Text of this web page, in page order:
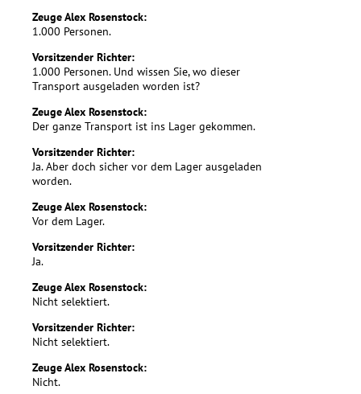
Zeuge Alex Rosenstock:
1.000 Personen.
Vorsitzender Richter:
1.000 Personen. Und wissen Sie, wo dieser
Transport ausgeladen worden ist?
Zeuge Alex Rosenstock:
Der ganze Transport ist ins Lager gekommen.
Vorsitzender Richter:
Ja. Aber doch sicher vor dem Lager ausgeladen
worden.
Zeuge Alex Rosenstock:
Vor dem Lager.
Vorsitzender Richter:
Ja.
Zeuge Alex Rosenstock:
Nicht selektiert.
Vorsitzender Richter:
Nicht selektiert.
Zeuge Alex Rosenstock:
Nicht.